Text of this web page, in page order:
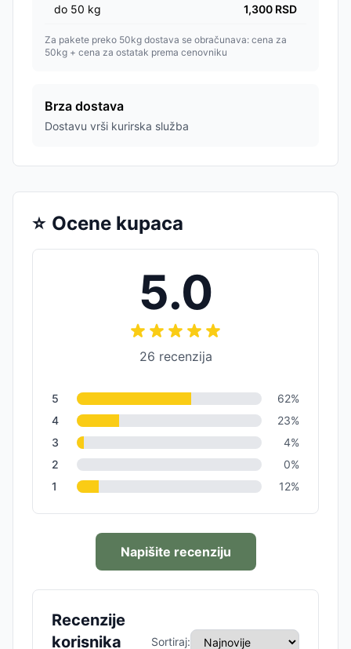
do 50 kg 1,300 RSD
Za pakete preko 50kg dostava se obračunava: cena za
50kg + cena za ostatak prema cenovniku
Brza dostava
Dostavu vrši kurirska služba
⭐ Ocene kupaca
5.0
26 recenzija
5 62%
4
23%
3
4%
2
0%
1
12%
Napišite recenziju
Recenzije
korisnika
Sortiraj: